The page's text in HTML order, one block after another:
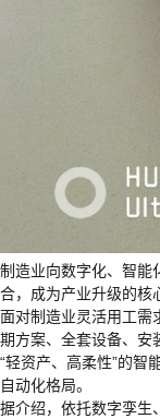
制造业向数字化、智能
合，成为产业升级的核
面对制造业灵活用工需
期方案、全套设备、安
“轻资产、高柔性”的智
自动化格局。
据介绍，依托数字孪生